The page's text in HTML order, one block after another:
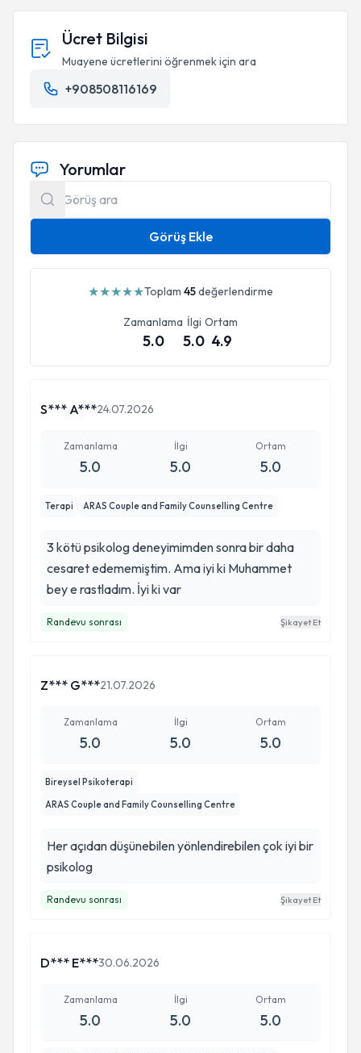
Ücret Bilgisi
Muayene ücretlerini öğrenmek için ara
+908508116169
Yorumlar
Görüş Ekle
★★★★★Toplam 45değerlendirme
Zamanlama
5.0
İlgi
5.0
Ortam
4.9
S*** A***24.07.2026
Zamanlama
5.0
İlgi
5.0
Ortam
5.0
Terapi ARAS Couple and Family Counselling Centre
3 kötü psikolog deneyimimden sonra bir daha
cesaret edememiştim. Ama iyi ki Muhammet
bey e rastladım. İyi ki var
Randevu sonrası Şikayet Et
Z*** G***21.07.2026
Zamanlama
5.0
İlgi
5.0
Ortam
5.0
Bireysel Psikoterapi
ARAS Couple and Family Counselling Centre
Her açıdan düşünebilen yönlendirebilen çok iyi bir
psikolog
Randevu sonrası Şikayet Et
D*** E***30.06.2026
Zamanlama
5.0
İlgi
5.0
Ortam
5.0